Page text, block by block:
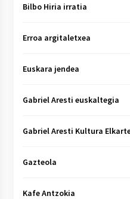
Bilbo Hiria irratia
Erroa argitaletxea
Euskara jendea
Gabriel Aresti euskaltegia
Gabriel Aresti Kultura
Gazteola
Kafe Antzokia